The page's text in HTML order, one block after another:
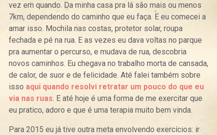
vez em quando. Da minha casa pra lá são mais ou menos
7km, dependendo do caminho que eu faça. E eu comecei a
amar isso. Mochila nas costas, protetor solar, roupa
fechada e pé na rua. E as vezes eu dava voltas no parque
pra aumentar o percurso, e mudava de rua, descobria
novos caminhos. Eu chegava no trabalho morta de cansada,
de calor, de suor e de felicidade. Até falei também sobre
isso aqui quando resolvi retratar um pouco do que eu
via nas ruas. E até hoje é uma forma de me exercitar que
eu pratico, adoro e que é uma terapia muito bem vinda.
Para 2015 eu já tive outra meta envolvendo exercícios: ir